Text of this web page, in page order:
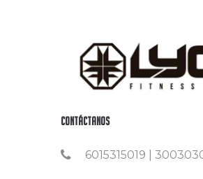
Contáctanos
6015315019 |